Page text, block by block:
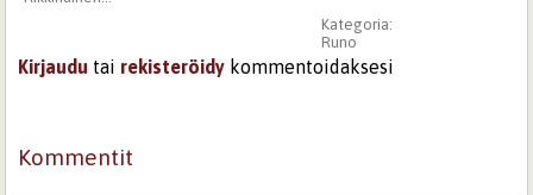
Kategoria:
Runo
Kirjaudu tai rekisteröidy kommentoidaksesi
Kommentit